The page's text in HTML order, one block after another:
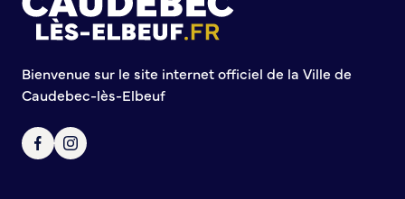
Bienvenue sur le site internet officiel de la Ville de
Caudebec-lès-Elbeuf